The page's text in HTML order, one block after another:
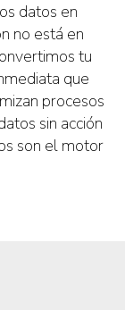
datos en
no está en
tu
que
procesos
sin acción
son el motor